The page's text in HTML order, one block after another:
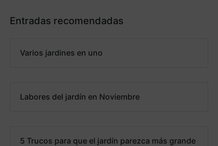
Entradas recomendadas
Varios jardines en uno
Labores del jardín en Noviembre
5 Trucos para que el jardín parezca más grande